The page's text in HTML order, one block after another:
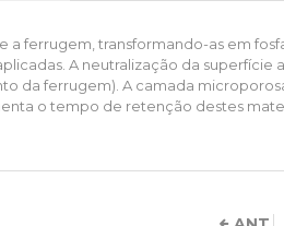
a ferrugem, transformando-as em
A neutralização da superfície
da ferrugem). A camada
o tempo de retenção destes